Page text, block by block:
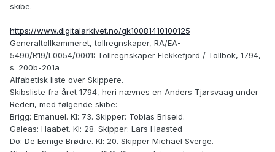
skibe.
https://www.digitalarkivet.no/gk10081410100125
Generaltollkammeret, tollregnskaper, RA/EA-
5490/R19/L0054/0001: Tollregnskaper Flekkefjord / Tollbok, 1794,
s. 200b-201a
Alfabetisk liste over Skippere.
Skibsliste fra året 1794, heri nævnes en Anders Tjørsvaag under
Rederi, med følgende skibe:
Brigg: Emanuel. Kl: 73. Skipper: Tobias Briseid.
Galeas: Haabet. Kl: 28. Skipper: Lars Haasted
Do: De Eenige Brødre. Kl: 20. Skipper Michael Sverge.